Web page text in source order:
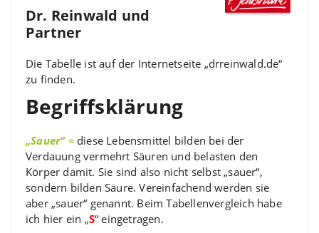
Dr. Reinwald und
Partner
Die Tabelle ist auf der Internetseite „drreinwald.de“
zu finden.
Begriffsklärung
„Sauer“= diese Lebensmittel bilden bei der
Verdauung vermehrt Säuren und belasten den
Körper damit. Sie sind also nicht selbst „sauer“,
sondern bilden Säure. Vereinfachend werden sie
aber „sauer“ genannt. Beim Tabellenvergleich habe
ich hier ein „S“ eingetragen.